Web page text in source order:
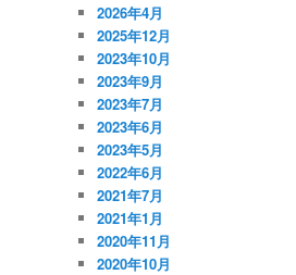
2026年4月
2025年12月
2023年10月
2023年9月
2023年7月
2023年6月
2023年5月
2022年6月
2021年7月
2021年1月
2020年11月
2020年10月